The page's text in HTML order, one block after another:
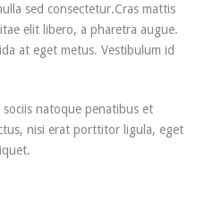
sed consectetur.Cras mattis
elit libero, a pharetra augue.
at eget metus. Vestibulum id
natoque penatibus et
nisi erat porttitor ligula, eget